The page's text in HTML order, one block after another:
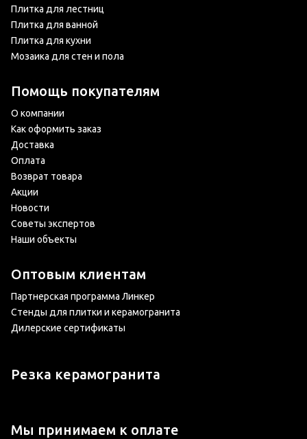
Плитка для лестниц
Плитка для ванной
Плитка для кухни
Мозаика для стен и пола
Помощь покупателям
О компании
Как оформить заказ
Доставка
Оплата
Возврат товара
Акции
Новости
Советы экспертов
Наши объекты
Оптовым клиентам
Партнерская программа Линкер
Стенды для плитки и керамогранита
Дилерские сертификаты
Резка керамогранита
Мы принимаем к оплате